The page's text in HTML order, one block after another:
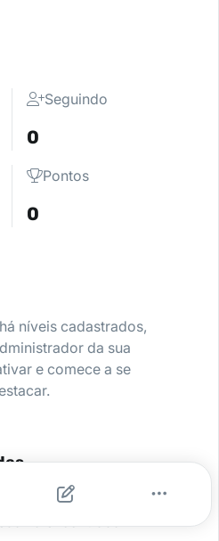
Seguindo
0
Pontos
0
níveis cadastrados,
da sua
e comece a se
encontrada